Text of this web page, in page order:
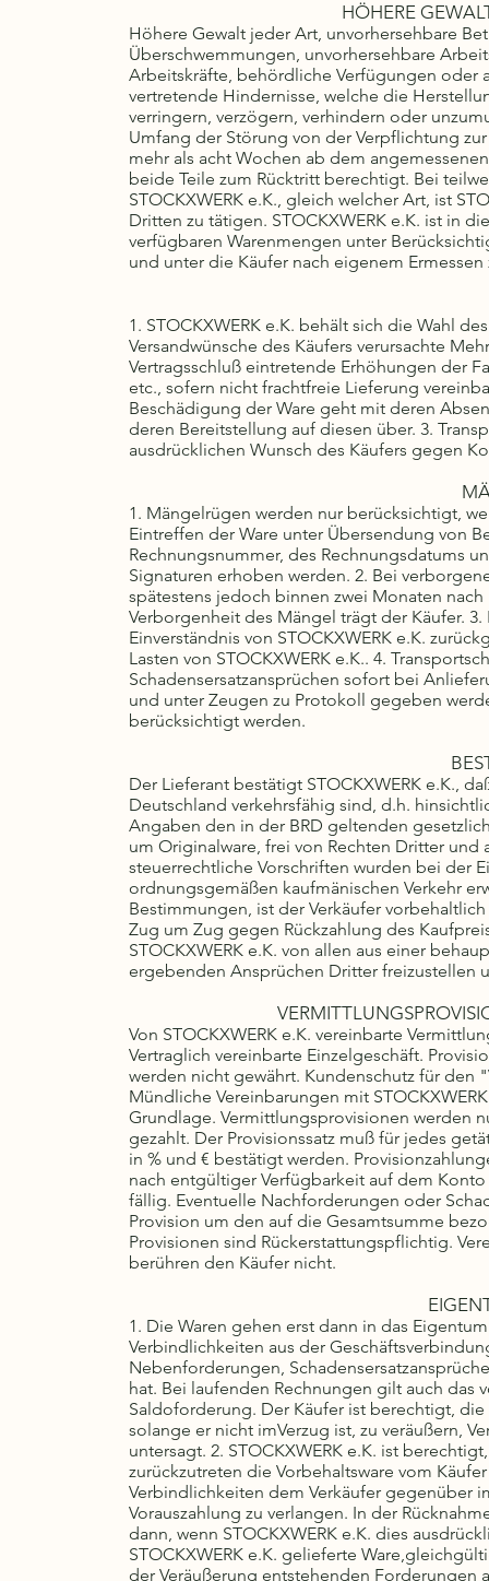
HÖHERE
Höhere Gewalt jeder Art, unvorhersehbare
Überschwemmungen, unvorhersehbare
Arbeitskräfte, behördliche Verfügungen oder
vertretende Hindernisse, welche die
verringern, verzögern, verhindern oder
Umfang der Störung von der Verpflichtung
mehr als acht Wochen ab dem
beide Teile zum Rücktritt berechtigt. Bei
STOCKXWERK e.K., gleich welcher Art, ist
Dritten zu tätigen. STOCKXWERK e.K. ist in
verfügbaren Warenmengen unter
und unter die Käufer nach eigenem Ermessen
1. STOCKXWERK e.K. behält sich die Wahl
Versandwünsche des Käufers verursachte
Vertragsschluß eintretende Erhöhungen der
etc., sofern nicht frachtfreie Lieferung
Beschädigung der Ware geht mit deren
deren Bereitstellung auf diesen über. 3.
ausdrücklichen Wunsch des Käufers gegen
1. Mängelrügen werden nur berücksichtigt,
Eintreffen der Ware unter Übersendung von
Rechnungsnummer, des Rechnungsdatums
Signaturen erhoben werden. 2. Bei
spätestens jedoch binnen zwei Monaten
Verborgenheit des Mängel trägt der Käufer.
Einverständnis von STOCKXWERK e.K.
Lasten von STOCKXWERK e.K.. 4.
Schadensersatzansprüchen sofort bei
und unter Zeugen zu Protokoll gegeben
berücksichtigt werden.
Der Lieferant bestätigt STOCKXWERK e.K.,
Deutschland verkehrsfähig sind, d.h.
Angaben den in der BRD geltenden
um Originalware, frei von Rechten Dritter
steuerrechtliche Vorschriften wurden bei der
ordnungsgemäßen kaufmänischen Verkehr
Bestimmungen, ist der Verkäufer
Zug um Zug gegen Rückzahlung des
STOCKXWERK e.K. von allen aus einer
ergebenden Ansprüchen Dritter freizustellen
Von STOCKXWERK e.K. vereinbarte
Vertraglich vereinbarte Einzelgeschäft.
werden nicht gewährt. Kundenschutz für den
Mündliche Vereinbarungen mit
Grundlage. Vermittlungsprovisionen werden
gezahlt. Der Provisionssatz muß für jedes
in % und € bestätigt werden.
nach entgültiger Verfügbarkeit auf dem Konto
fällig. Eventuelle Nachforderungen oder
Provision um den auf die Gesamtsumme
Provisionen sind Rückerstattungspflichtig.
berühren den Käufer nicht.
1. Die Waren gehen erst dann in das
Verbindlichkeiten aus der
Nebenforderungen,
hat. Bei laufenden Rechnungen gilt auch das
Saldoforderung. Der Käufer ist berechtigt,
solange er nicht imVerzug ist, zu veräußern,
untersagt. 2. STOCKXWERK e.K. ist
zurückzutreten die Vorbehaltsware vom
Verbindlichkeiten dem Verkäufer gegenüber
Vorauszahlung zu verlangen. In der
dann, wenn STOCKXWERK e.K. dies
STOCKXWERK e.K. gelieferte
der Veräußerung entstehenden Forderungen